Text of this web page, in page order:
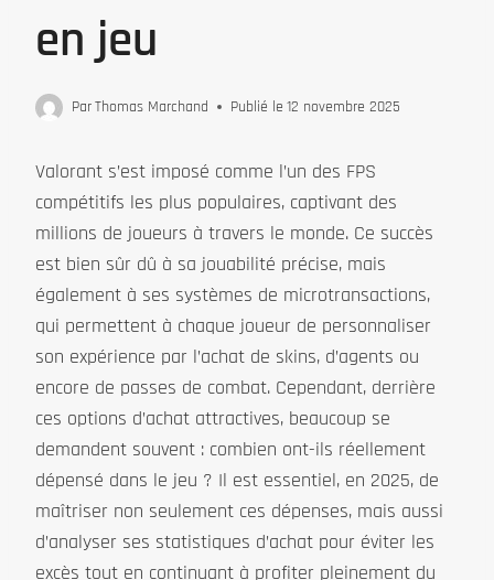
en jeu
ParThomas Marchand Publié le 12 novembre 2025
Valorant s’est imposé comme l’un des FPS
compétitifs les plus populaires, captivant des
millions de joueurs à travers le monde. Ce succès
est bien sûr dû à sa jouabilité précise, mais
également à ses systèmes de microtransactions,
qui permettent à chaque joueur de personnaliser
son expérience par l’achat de skins, d’agents ou
encore de passes de combat. Cependant, derrière
ces options d’achat attractives, beaucoup se
demandent souvent : combien ont-ils réellement
dépensé dans le jeu ? Il est essentiel, en 2025, de
maîtriser non seulement ces dépenses, mais aussi
d’analyser ses statistiques d’achat pour éviter les
excès tout en continuant à profiter pleinement du